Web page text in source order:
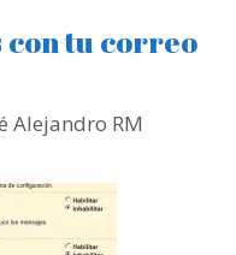
tu correo
Alejandro RM